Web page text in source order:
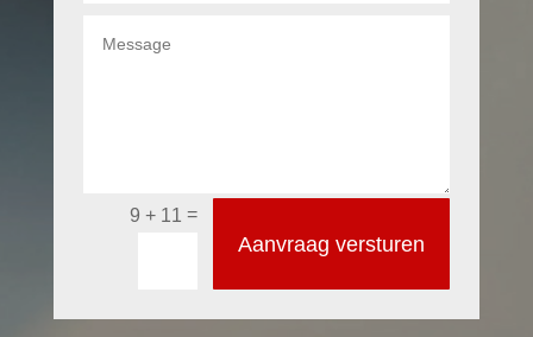
9 + 11 =
Aanvraag versturen